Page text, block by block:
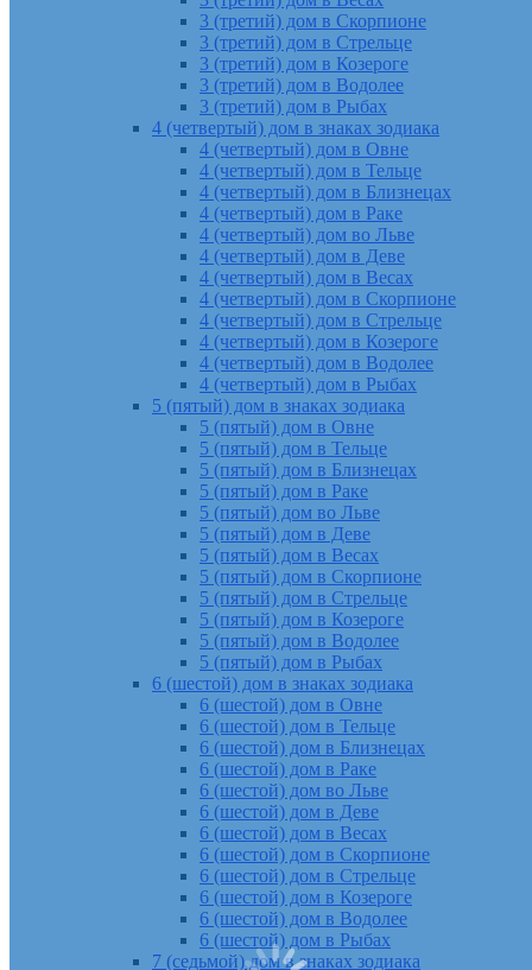
3 (третий) дом в Скорпионе
3 (третий) дом в Стрельце
3 (третий) дом в Козероге
3 (третий) дом в Водолее
3 (третий) дом в Рыбах
4 (четвертый) дом в знаках зодиака
4 (четвертый) дом в Овне
4 (четвертый) дом в Тельце
4 (четвертый) дом в Близнецах
4 (четвертый) дом в Раке
4 (четвертый) дом во Льве
4 (четвертый) дом в Деве
4 (четвертый) дом в Весах
4 (четвертый) дом в Скорпионе
4 (четвертый) дом в Стрельце
4 (четвертый) дом в Козероге
4 (четвертый) дом в Водолее
4 (четвертый) дом в Рыбах
5 (пятый) дом в знаках зодиака
5 (пятый) дом в Овне
5 (пятый) дом в Тельце
5 (пятый) дом в Близнецах
5 (пятый) дом в Раке
5 (пятый) дом во Льве
5 (пятый) дом в Деве
5 (пятый) дом в Весах
5 (пятый) дом в Скорпионе
5 (пятый) дом в Стрельце
5 (пятый) дом в Козероге
5 (пятый) дом в Водолее
5 (пятый) дом в Рыбах
6 (шестой) дом в знаках зодиака
6 (шестой) дом в Овне
6 (шестой) дом в Тельце
6 (шестой) дом в Близнецах
6 (шестой) дом в Раке
6 (шестой) дом во Льве
6 (шестой) дом в Деве
6 (шестой) дом в Весах
6 (шестой) дом в Скорпионе
6 (шестой) дом в Стрельце
6 (шестой) дом в Козероге
6 (шестой) дом в Водолее
6 (шестой) дом в Рыбах
7 (седьмой) дом в знаках зодиака